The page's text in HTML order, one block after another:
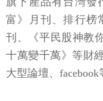
富》月刊、排行榜
刊、《平民股神教
十萬變千萬》等財
大型論壇、